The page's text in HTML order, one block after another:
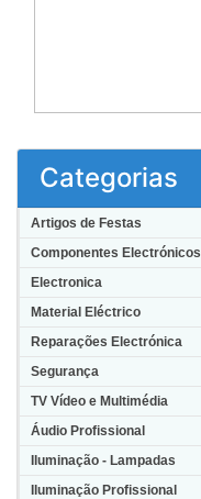
Categorias
Artigos de Festas
Componentes Electrónicos
Electronica
Material Eléctrico
Reparações Electrónica
Segurança
TV Vídeo e Multimédia
Áudio Profissional
Iluminação - Lampadas
Iluminação Profissional